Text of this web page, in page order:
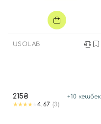
USOLAB
215₴ +10 кешбек
4.67 (3)